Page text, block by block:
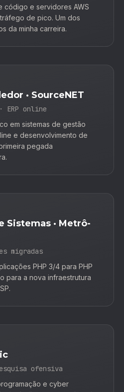
código e servidores AWS
de pico. Um dos
da minha carreira.
· SourceNET
ERP online
em sistemas de gestão
e desenvolvimento de
pegada
Sistemas · Metrô-
migradas
PHP 3/4 para PHP
para a nova infraestrutura
ofensiva
e cyber